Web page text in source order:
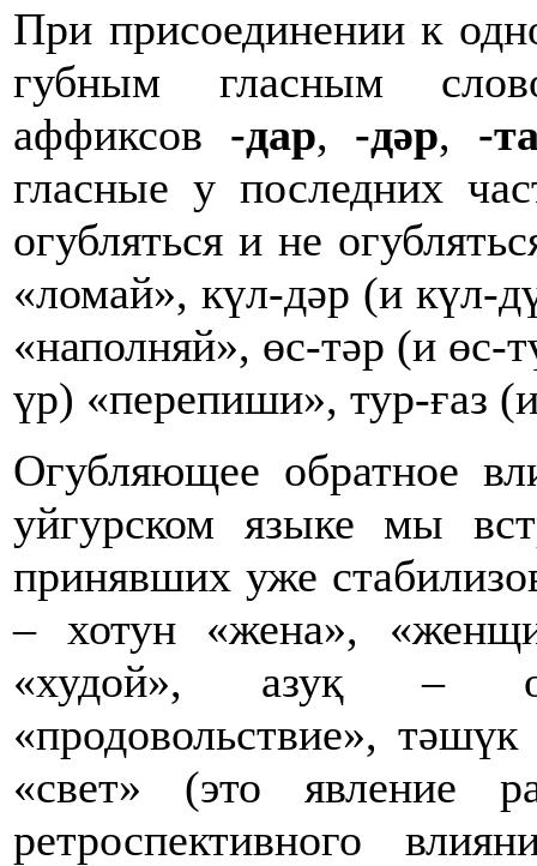
При присоединении к
губным гласным
аффиксов -дар, -дәр, -
гласные у последних
огубляться и не
«ломай», күл-дәр (и күл-
«наполняй», өс-тәр (и
үр) «перепиши», тур-ғаз
Огубляющее обратное
уйгурском языке мы
принявших уже
– хотун «жена»,
«худой», азуқ –
«продовольствие»,
«свет» (это явление
ретроспективного